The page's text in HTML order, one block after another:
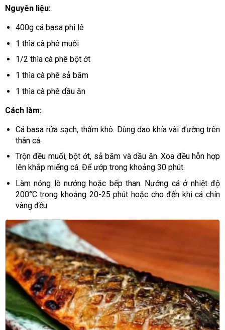
Nguyên liệu:
400g cá basa phi lê
1 thìa cà phê muối
1/2 thìa cà phê bột ớt
1 thìa cà phê sả băm
1 thìa cà phê dầu ăn
Cách làm:
Cá basa rửa sạch, thấm khô. Dùng dao khía vài đường trên
thân cá.
Trộn đều muối, bột ớt, sả băm và dầu ăn. Xoa đều hỗn hợp
lên khắp miếng cá. Để ướp trong khoảng 30 phút.
Làm nóng lò nướng hoặc bếp than. Nướng cá ở nhiệt độ
200°C trong khoảng 20-25 phút hoặc cho đến khi cá chín
vàng đều.